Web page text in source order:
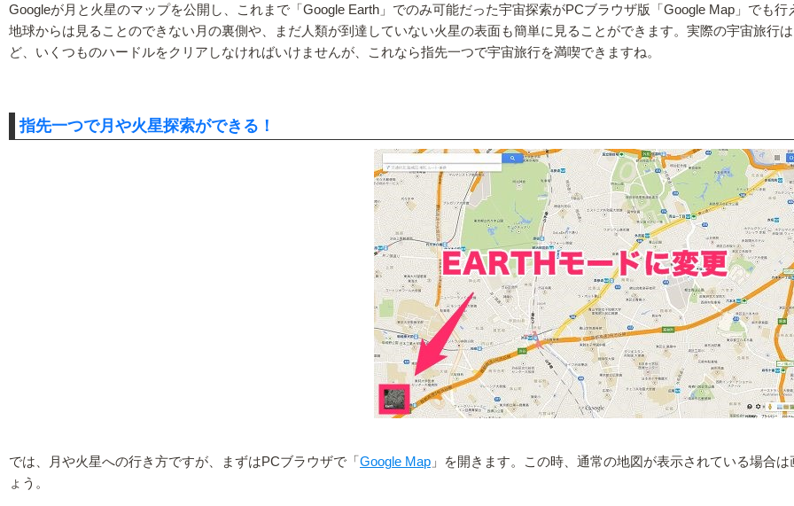
Googleが月と火星のマップを公開し、これまで「Google Earth」でのみ可能だった宇宙探索がPCブラウザ版「Google Map」でも
地球からは見ることのできない月の裏側や、まだ人類が到達していない火星の表面も簡単に見ることができます。実際の宇宙旅行
ど、いくつものハードルをクリアしなければいけませんが、これなら指先一つで宇宙旅行を満喫できますね。
指先一つで月や火星探索ができる！
では、月や火星への行き方ですが、まずはPCブラウザで「 Google Map 」を開きます。この時、通常の地図が表示されている場合
ょう。